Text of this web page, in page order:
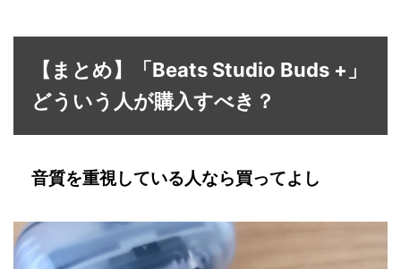
【まとめ】「Beats Studio Buds +」
どういう人が購入すべき？
音質を重視している人なら買ってよし